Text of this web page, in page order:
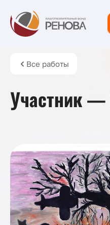
Все работы
Участник —